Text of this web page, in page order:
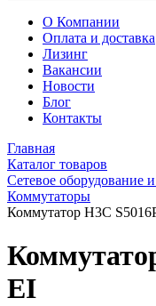
О Компании
Оплата и доставка
Лизинг
Вакансии
Новости
Блог
Контакты
Главная
Каталог товаров
Сетевое оборудование
Коммутаторы
Коммутатор H3C
EI